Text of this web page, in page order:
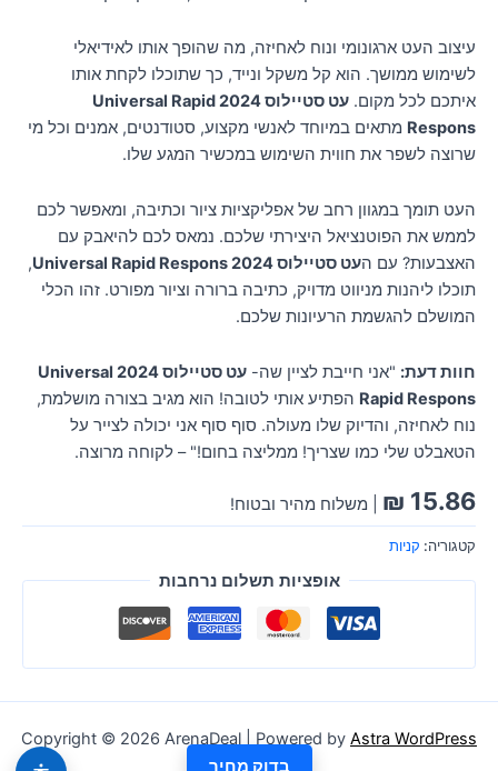
עיצוב העט ארגונומי ונוח לאחיזה, מה שהופך אותו לאידיאלי
לשימוש ממושך. הוא קל משקל ונייד, כך שתוכלו לקחת אותו
איתכם לכל מקום.
עט סטיילוס 2024 Universal Rapid
Respons מתאים במיוחד לאנשי מקצוע, סטודנטים, אמנים וכל מי
שרוצה לשפר את חווית השימוש במכשיר המגע שלו.
העט תומך במגוון רחב של אפליקציות ציור וכתיבה, ומאפשר לכם
לממש את הפוטנציאל היצירתי שלכם. נמאס לכם להיאבק עם
האצבעות? עם העט סטיילוס 2024 Universal Rapid Respons
,
תוכלו ליהנות מניווט מדויק, כתיבה ברורה וציור מפורט. זהו הכלי
המושלם להגשמת הרעיונות שלכם.
חוות דעת: "אני חייבת לציין שה-
עט סטיילוס 2024 Universal
Rapid Respons הפתיע אותי לטובה! הוא מגיב בצורה מושלמת,
נוח לאחיזה, והדיוק שלו מעולה. סוף סוף אני יכולה לצייר על
הטאבלט שלי כמו שצריך! ממליצה בחום!" – לקוחה מרוצה.
₪ 15.86 | משלוח מהיר ובטוח!
קטגוריה: קניות
אופציות תשלום נרחבות
Copyright © 2026 ArenaDeal | Powered by Astra WordPress
Theme
בדוק מחיר